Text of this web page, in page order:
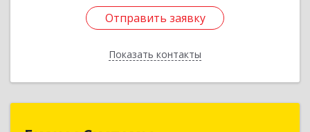
Отправить заявку
Показать контакты
Отправить заявку
Назад